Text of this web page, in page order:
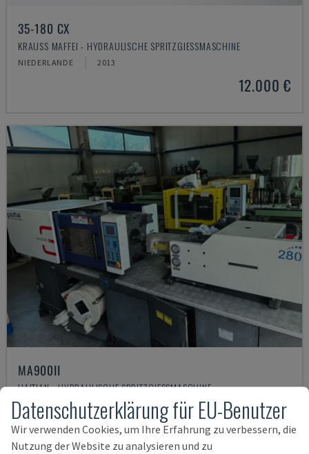
35-180 CX
KRAUSS MAFFEI - HYDRAULISCHE SPRITZGIESSMASCHINE
NIEDERLANDE 2013
12.000 €
MA900ІІ
HAITIAN - HYDRAULISCHE SPRITZGIESSMASCHINE
BULGARIEN 2023
19.000 €
Datenschutzerklärung für EU-Benutzer
Wir verwenden Cookies, um Ihre Erfahrung zu verbessern, die
Nutzung der Website zu analysieren und zu